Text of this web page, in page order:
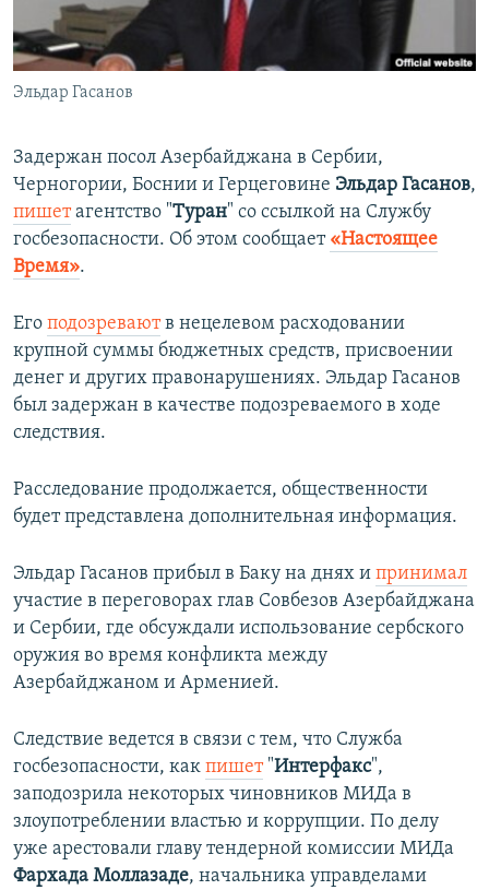
ПОБЕДИТЕЛЕЙ НЕ СУДЯТ?
КРЫМ.НЕПОКОРЕННЫЙ
ELIFBE
ПРИСОЕДИНЯЙТЕСЬ!
Все сайты RFE/RL
Эльдар Гасанов
Задержан посол Азербайджана в Сербии,
Черногории, Боснии и Герцеговине Эльдар Гасанов,
пишетагентство "Туран" со ссылкой на Службу
госбезопасности. Об этом сообщает «Настоящее
Время».
Его подозреваютв нецелевом расходовании
крупной суммы бюджетных средств, присвоении
денег и других правонарушениях. Эльдар Гасанов
был задержан в качестве подозреваемого в ходе
следствия.
Расследование продолжается, общественности
будет представлена дополнительная информация.
Эльдар Гасанов прибыл в Баку на днях и принимал
участие в переговорах глав Совбезов Азербайджана
и Сербии, где обсуждали использование сербского
оружия во время конфликта между
Азербайджаном и Арменией.
Следствие ведется в связи с тем, что Служба
госбезопасности, как пишет"Интерфакс",
заподозрила некоторых чиновников МИДа в
злоупотреблении властью и коррупции. По делу
уже арестовали главу тендерной комиссии МИДа
Фархада Моллазаде, начальника управделами